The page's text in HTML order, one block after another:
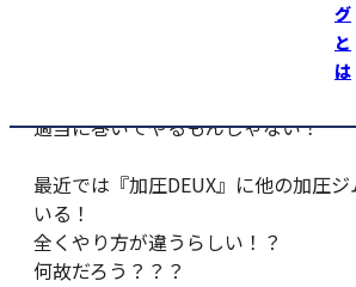
グ
と
は
加圧トレーニングは、しっかり個々
適当に巻いてやるもんじゃない！
最近では『加圧DEUX』に他の加圧
いる！
全くやり方が違うらしい！？
何故だろう？？？